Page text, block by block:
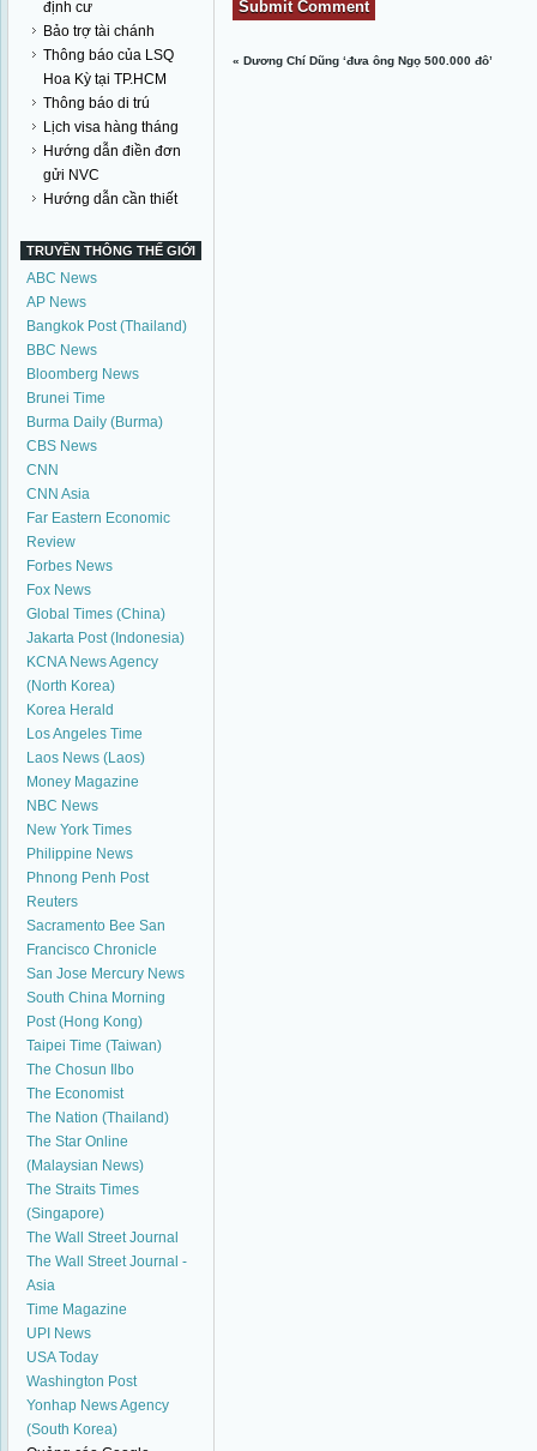
định cư
Bảo trợ tài chánh
Thông báo của LSQ
Hoa Kỳ tại TP.HCM
Thông báo di trú
Lịch visa hàng tháng
Hướng dẫn điền đơn
gửi NVC
Hướng dẫn cần thiết
TRUYỀN THÔNG THẾ GIỚI
ABC News
AP News
Bangkok Post (Thailand)
BBC News
Bloomberg News
Brunei Time
Burma Daily (Burma)
CBS News
CNN
CNN Asia
Far Eastern Economic
Review
Forbes News
Fox News
Global Times (China)
Jakarta Post (Indonesia)
KCNA News Agency
(North Korea)
Korea Herald
Los Angeles Time
Laos News (Laos)
Money Magazine
NBC News
New York Times
Philippine News
Phnong Penh Post
Reuters
Sacramento Bee San
Francisco Chronicle
San Jose Mercury News
South China Morning
Post (Hong Kong)
Taipei Time (Taiwan)
The Chosun Ilbo
The Economist
The Nation (Thailand)
The Star Online
(Malaysian News)
The Straits Times
(Singapore)
The Wall Street Journal
The Wall Street Journal -
Asia
Time Magazine
UPI News
USA Today
Washington Post
Yonhap News Agency
(South Korea)
«Dương Chí Dũng ‘đưa ông Ngọ 500.000 đô’